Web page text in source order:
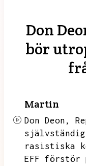
Don
bör
Martin
Don Deon,
rasistiska
EFF förstör